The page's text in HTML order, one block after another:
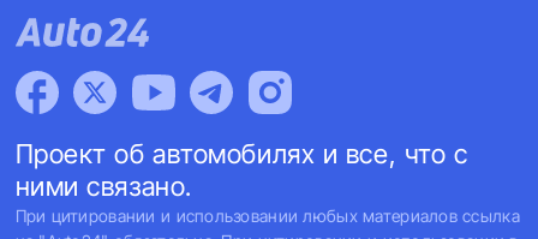
Проект об автомобилях и все, что с
ними связано.
При цитировании и использовании любых материалов ссылка